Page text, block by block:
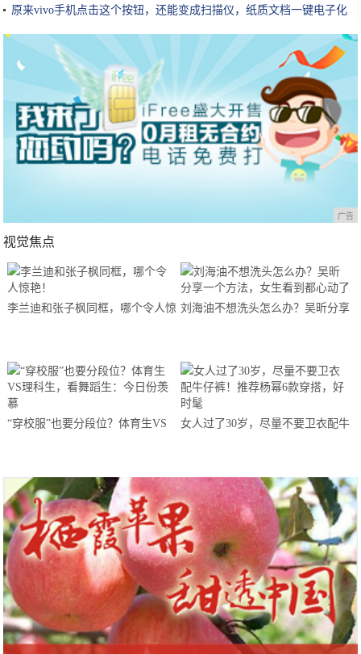
原来vivo手机点击这个按钮，还能变成扫描仪，纸质文档一键电子化
广告
视觉焦点
李兰迪和张子枫同框，哪个令人惊 刘海油不想洗头怎么办？吴昕分享
“穿校服”也要分段位？体育生VS
女人过了30岁，尽量不要卫衣配牛